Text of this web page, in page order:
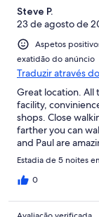
Steve P.
23 de agosto de
Aspetos
exatidão do anúncio
Traduzir através
Great location. All
facility,
shops. Close
farther you can
and Paul are
Estadia de 5 noites
0